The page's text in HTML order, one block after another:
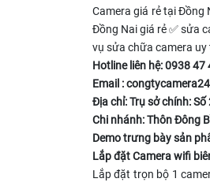
Camera giá rẻ tại Đồng
Đồng Nai giá rẻ ✅ sửa
vụ sửa chữa camera uy
Hotline liên hệ: 0938
Email :
Địa chỉ: Trụ sở chính:
Chi nhánh: Thôn Đông
Demo trưng bày sản
Lắp đặt Camera wifi
Lắp đặt trọn bộ 1